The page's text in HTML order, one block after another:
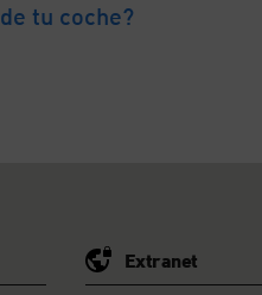
de tu coche?
Extranet